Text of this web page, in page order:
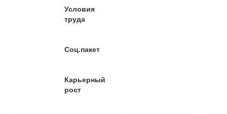
Условия
труда
Соц.пакет
Карьерный
рост